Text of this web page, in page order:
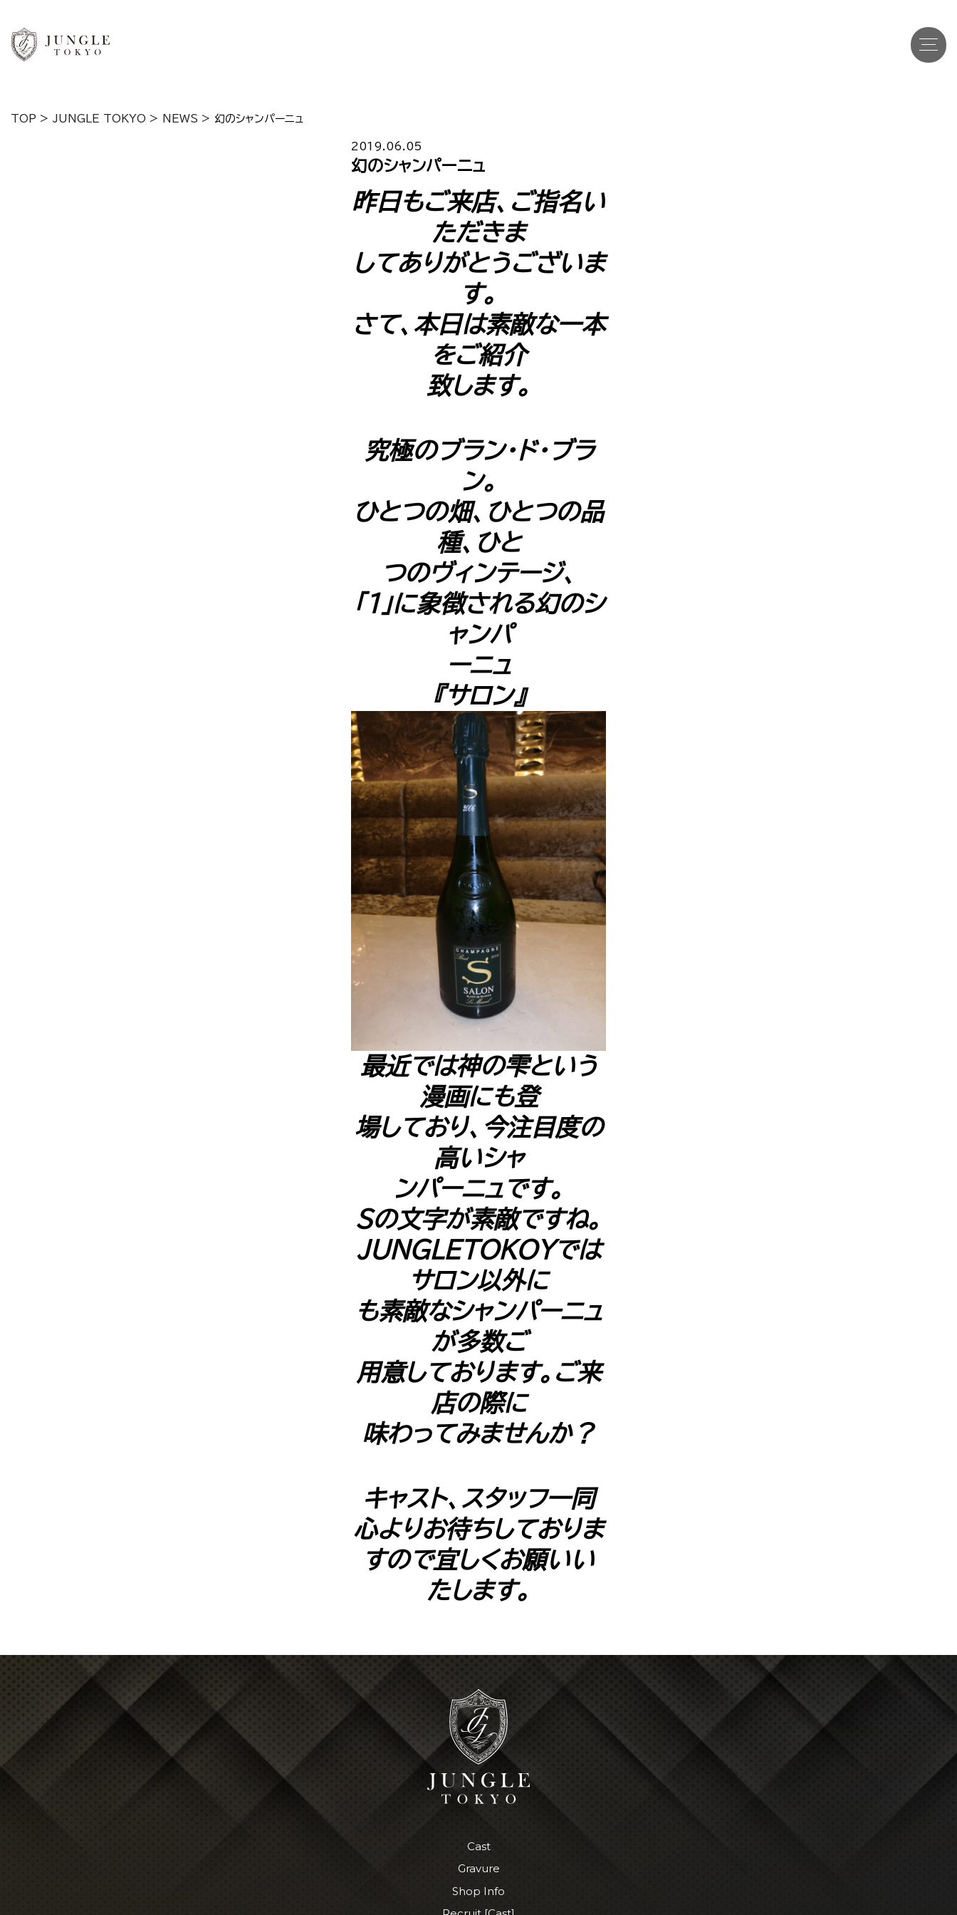
Gravure グラビア
Recruit Cast キャスト求人
Shop Info 店舗一覧
J-Tokyo Entertainment プロダクション事業
TOP > JUNGLE TOKYO > NEWS > 幻のシャンパーニュ
2019.06.05
幻のシャンパーニュ
昨日もご来店、ご指名い
ただきま
してありがとうございま
す。
さて、本日は素敵な一本
をご紹介
致します。
究極のブラン･ド･ブラ
ン。
ひとつの畑、ひとつの品
種、ひと
つのヴィンテージ、
「1」に象徴される幻のシ
ャンパ
ーニュ
『サロン』
最近では神の雫という
漫画にも登
場しており、今注目度の
高いシャ
ンパーニュです。
Ｓの文字が素敵ですね。
JUNGLETOKOYでは
サロン以外に
も素敵なシャンパーニュ
が多数ご
用意しております。ご来
店の際に
味わってみませんか？
キャスト、スタッフ一同
心よりお待ちしておりま
すので宜しくお願いい
たします。
Cast
Gravure
Shop Info